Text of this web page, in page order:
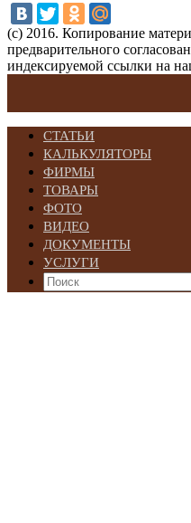
(с) 2016. Копирование
предварительного
индексируемой ссылки на
СТАТЬИ
КАЛЬКУЛЯТОРЫ
ФИРМЫ
ТОВАРЫ
ФОТО
ВИДЕО
ДОКУМЕНТЫ
УСЛУГИ